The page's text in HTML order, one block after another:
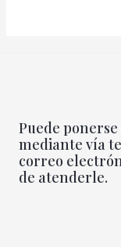
Puede
mediante vía
correo
de atenderle.